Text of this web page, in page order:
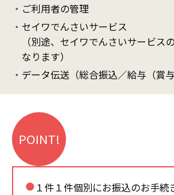
ご利用者の管理
セイワでんさいサービス
（別途、セイワでんさいサービス
なります）
データ伝送（総合振込／給与（賞与
POINT!
１件１件個別にお振込のお手続